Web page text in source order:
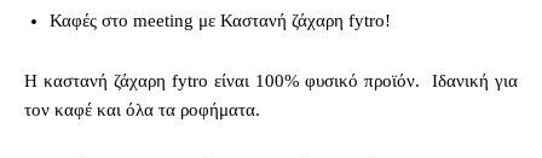
Καφές στο meeting με Καστανή ζάχαρη fytro!
Η καστανή ζάχαρη fytro είναι 100% φυσικό προϊόν. Ιδανική για
τον καφέ και όλα τα ροφήματα.